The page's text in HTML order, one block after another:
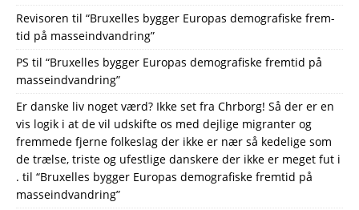
Revisoren til “Bruxelles bygger Europas demo­grafiske frem­
tid på masse­indvandring”
PS til “Bruxelles bygger Europas demo­grafiske frem­tid på
masse­indvandring”
Er danske liv noget værd? Ikke set fra Chrborg! Så der er en
vis logik i at de vil udskifte os med dejlige migranter og
fremmede fjerne folkeslag der ikke er nær så kedelige som
de trælse, triste og ufestlige danskere der ikke er meget fut i
. til “Bruxelles bygger Europas demo­grafiske frem­tid på
masse­indvandring”